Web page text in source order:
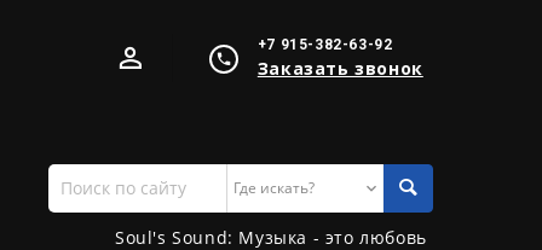
+7 915-382-63-92
Заказать звонок
Поиск
по
сайту
Soul's Sound: Музыка - это любовь